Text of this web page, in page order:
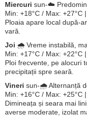
Miercuri sun-☁️
Min: +18°C / Max: +27°C
Ploaia apare local după-
vară.
Joi 🌧️ Vreme instabilă,
Min: +17°C / Max: +22°C
Ploi frecvente, pe alocuri
precipitații spre seară.
Vineri sun-🌧️ Alternanță
Min: +16°C / Max: +25°C
Dimineața și seara mai
averse moderate, izolat